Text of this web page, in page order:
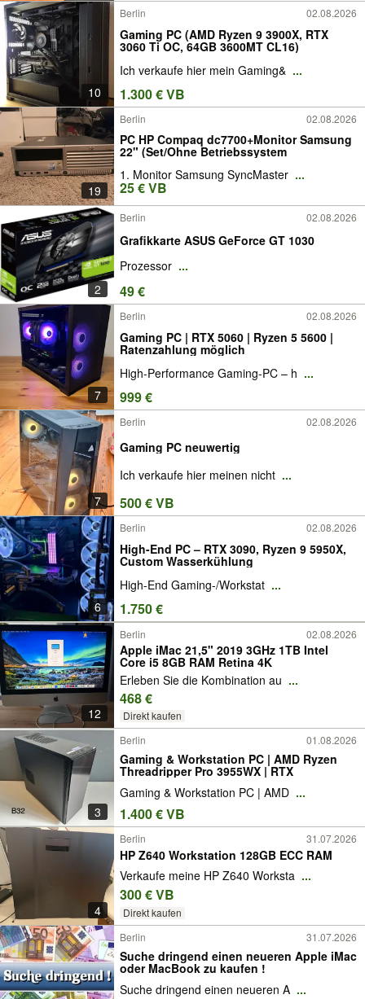
10
Berlin 02.08.2026
Gaming PC (AMD Ryzen 9 3900X, RTX
3060 Ti OC, 64GB 3600MT CL16)
Ich verkaufe hier mein Gaming& ...
1.300 € VB
19
Berlin 02.08.2026
PC HP Compaq dc7700+Monitor Samsung
22" (Set/Ohne Betriebssystem
1. Monitor Samsung SyncMaster ...
25 € VB
2
Berlin 02.08.2026
Grafikkarte ASUS GeForce GT 1030
Prozessor ...
49 €
7
Berlin 02.08.2026
Gaming PC | RTX 5060 | Ryzen 5 5600 |
Ratenzahlung möglich
High-Performance Gaming-PC – h ...
999 €
7
Berlin 02.08.2026
Gaming PC neuwertig
Ich verkaufe hier meinen nicht ...
500 € VB
6
Berlin 02.08.2026
High-End PC – RTX 3090, Ryzen 9 5950X,
Custom Wasserkühlung
High-End Gaming-/Workstat ...
1.750 €
12
Berlin 02.08.2026
Apple iMac 21,5" 2019 3GHz 1TB Intel
Core i5 8GB RAM Retina 4K
Erleben Sie die Kombination au ...
468 €
Direkt kaufen
3
Berlin 01.08.2026
Gaming & Workstation PC | AMD Ryzen
Threadripper Pro 3955WX | RTX
Gaming & Workstation PC | AMD ...
1.400 € VB
4
Berlin 31.07.2026
HP Z640 Workstation 128GB ECC RAM
Verkaufe meine HP Z640 Worksta ...
300 € VB
Direkt kaufen
Berlin
31.07.2026
Suche dringend einen neueren Apple iMac
oder MacBook zu kaufen !
Suche dringend einen neueren A ...